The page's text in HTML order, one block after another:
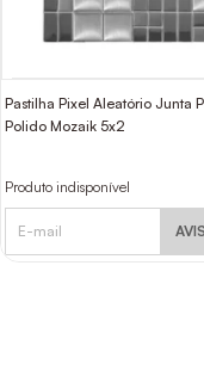
Pastilha Pixel Aleatório Junta
Polido Mozaik 5x2
Produto indisponível